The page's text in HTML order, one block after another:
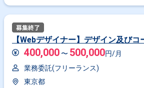
【Webデザイナー】デザイン及び
400,000 〜 500,000円/月
業務委託(フリーランス)
東京都